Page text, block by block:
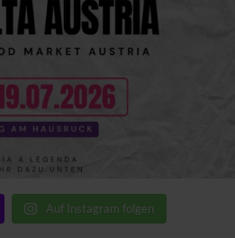
Auf Instagram folgen